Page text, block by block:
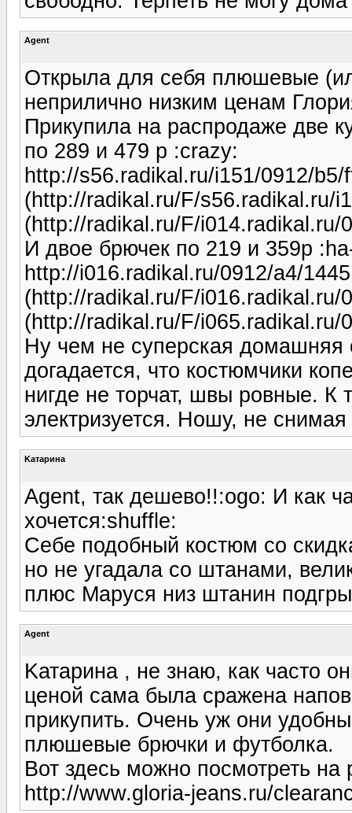
Agent
Открыла для себя плюшевые
неприлично низким ценам
Прикупила на распродаже две
по 289 и 479 р :crazy:
http://s56.radikal.ru/i151/0912/
(http://radikal.ru/F/s56.radikal.ru/
(http://radikal.ru/F/i014.radikal.ru/
И двое брючек по 219 и 359р
http://i016.radikal.ru/0912/a4/
(http://radikal.ru/F/i016.radikal.ru/
(http://radikal.ru/F/i065.radikal.ru/
Ну чем не суперская домашняя
догадается, что костюмчики
нигде не торчат, швы ровные. К
электризуется. Ношу, не
Kатарина
Agent, так дешево!!:ogo: И как
хочется:shuffle:
Себе подобный костюм со
но не угадала со штанами,
плюс Маруся низ штанин
Agent
Kатарина , не знаю, как часто
ценой сама была сражена
прикупить. Очень уж они
плюшевые брючки и футболка.
Вот здесь можно посмотреть на
http://www.gloria-jeans.ru/